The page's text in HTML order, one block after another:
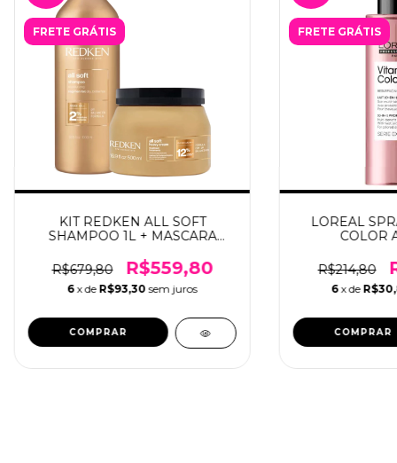
FRETE GRÁTIS
KIT REDKEN ALL SOFT
SHAMPOO 1L + MASCARA
R$679,80
R$559,80
6 x de R$93,30 sem juros
FRETE GRÁTIS
LOREAL
COLOR
R$214,80
6 x de